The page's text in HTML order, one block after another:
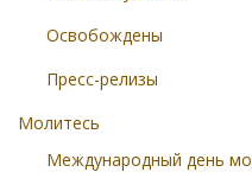
Освобождены
Пресс-релизы
Молитесь
Международный день